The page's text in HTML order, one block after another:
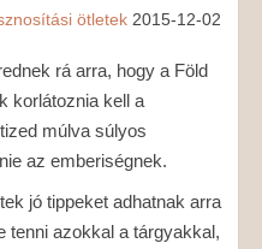
ötletek 2015-12-02
rá arra, hogy a Föld
korlátoznia kell a
múlva súlyos
az emberiségnek.
jó tippeket adhatnak arra
tenni azokkal a tárgyakkal,